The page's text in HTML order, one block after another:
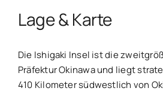
Lage & Karte
Die Ishigaki Insel ist die
Präfektur Okinawa und liegt
410 Kilometer südwestlich von